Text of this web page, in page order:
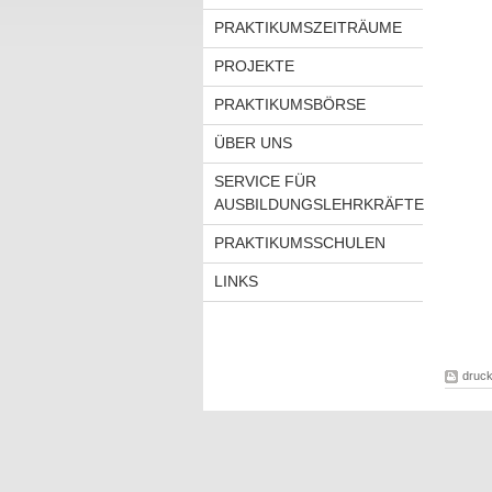
PRAKTIKUMSZEITRÄUME
PROJEKTE
PRAKTIKUMSBÖRSE
ÜBER UNS
SERVICE FÜR
AUSBILDUNGSLEHRKRÄFTE
PRAKTIKUMSSCHULEN
LINKS